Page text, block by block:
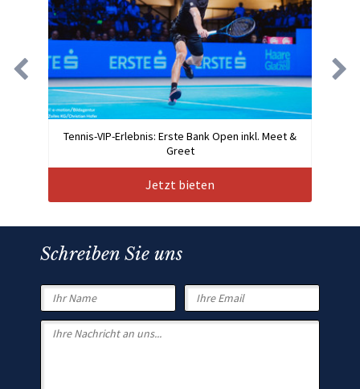
Tennis-VIP-Erlebnis: Erste Bank Open inkl. Meet &
Greet
Jetzt bieten
Schreiben Sie uns